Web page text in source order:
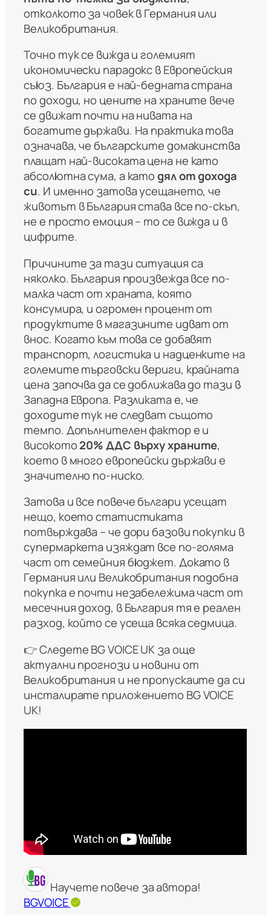
отколкото за човек в Германия или
Великобритания.
Точно тук се вижда и големият
икономически парадокс в Европейския
съюз. България е най-бедната страна
по доходи, но цените на храните вече
се движат почти на нивата на
богатите държави. На практика това
означава, че българските домакинства
плащат най-високата цена не като
абсолютна сума, а катодял от дохода
си. И именно затова усещането, че
животът в България става все по-скъп,
не е просто емоция – то се вижда и в
цифрите.
Причините за тази ситуация са
няколко. България произвежда все по-
малка част от храната, която
консумира, и огромен процент от
продуктите в магазините идват от
внос. Когато към това се добавят
транспорт, логистика и надценките на
големите търговски вериги, крайната
цена започва да се доближава до тази в
Западна Европа. Разликата е, че
доходите тук не следват същото
темпо. Допълнителен фактор е и
високото20% ДДС върху храните,
което в много европейски държави е
значително по-ниско.
Затова и все повече българи усещат
нещо, което статистиката
потвърждава – че дори базови покупки в
супермаркета изяждат все по-голяма
част от семейния бюджет. Докато в
Германия или Великобритания подобна
покупка е почти незабележима част от
месечния доход, в България тя е реален
разход, който се усеща всяка седмица.
👉 Следете BG VOICE UK за още
актуални прогнози и новини от
Великобритания и не пропускаите да си
инсталирате приложението BG VOICE
UK!
Научете повече за автора!
BGVOICE